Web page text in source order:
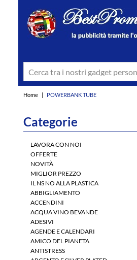
Home | POWERBANK TUBE
Categorie
LAVORA CON NOI
OFFERTE
NOVITÀ
MIGLIOR PREZZO
IL NS NO ALLA PLASTICA
ABBIGLIAMENTO
ACCENDINI
ACQUA VINO BEVANDE
ADESIVI
AGENDE E CALENDARI
AMICO DEL PIANETA
ANTISTRESS